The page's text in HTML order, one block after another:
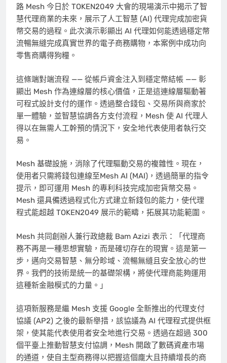
路 Mesh 今日於 TOKEN2049 大會的現場演示中揭示了智
慧代理商業的未來，展示了人工智慧 (AI) 代理完成加密貨
幣交易的過程。此次演示彰顯出 AI 代理如何能透過穩定幣
流暢無縫完成真實世界的電子商務購物，本案例中成功向
零售商購得狗糧。
這條端對端流程 —— 從帳戶資金注入到穩定幣結帳 —— 彰
顯出 Mesh 作為連線層的核心價值，正是這連線層驅動著
可程式設計支付的運作。透過整合錢包、交易所與商家於
單一體驗，並智慧協調各方支付流程，Mesh 使 AI 代理人
得以在無需人工幹預的情況下，安全地代表使用者執行交
易。
Mesh 基礎設施，消除了代理驅動交易的複雜性。現在，
使用者只需將錢包連線至Mesh AI (MAI)，透過簡單的指令
提示，即可運用 Mesh 的專利科技完成加密貨幣交易。
Mesh 還具備透過程式化方式建立新錢包的能力，使代理
程式能超越 TOKEN2049 展示的範疇，拓展其功能範圍。
Mesh 共同創辦人兼行政總裁 Bam Azizi 表示：「代理商
務不再是一種思想實驗，而是確切存在的現實。這是第一
步，邁向交易智慧、無分畛域、流暢無縫且安全放心的世
界。我們的技術是統一的基礎架構，將使代理商能夠運用
這種新金融模式的力量。」
這項新服務是繼 Mesh 支援 Google 全新推出的代理支付
協議 (AP2) 之後的最新舉措，該協議為 AI 代理程式提供框
架，使其能代表使用者安全地進行交易。透過在超過 300
個平臺上推動智慧支付協調，Mesh 開啟了數碼資產市場
的通道，使自主型商務得以把握這個龐大且持續增長的商